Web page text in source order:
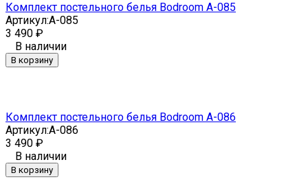
Комплект постельного белья Bodroom A-085
Артикул:A-085
3 490 ₽
В наличии
В корзину
Комплект постельного белья Bodroom A-086
Артикул:A-086
3 490 ₽
В наличии
В корзину